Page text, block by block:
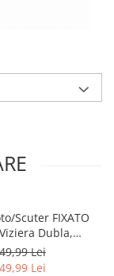
Scuter FIXATO
Dubla,
UV, Marime
57-61cm, Negru
Lei
Lei